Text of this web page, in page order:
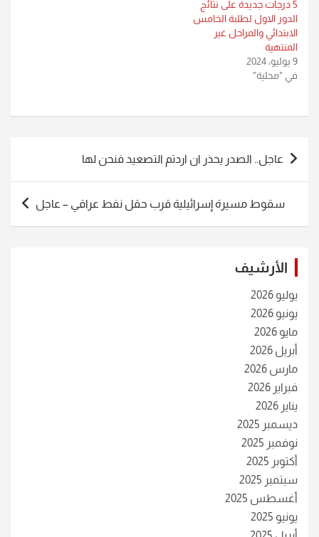
5 درجات جديدة على نتائج
الدور الاول لطلبة الخامس
الابتدائي والمراحل غير
المنتهية
9 يوليو، 2024
في "محلية"
تصفّح
المقالات
عاجل.. الصدر يحذر ان اردتم التصعيد فنحن لها
سقوط مسيرة إسرائيلية قرب حقل نفط عراقي – عاجل
الأرشيف
يوليو 2026
يونيو 2026
مايو 2026
أبريل 2026
مارس 2026
فبراير 2026
يناير 2026
ديسمبر 2025
نوفمبر 2025
أكتوبر 2025
سبتمبر 2025
أغسطس 2025
يونيو 2025